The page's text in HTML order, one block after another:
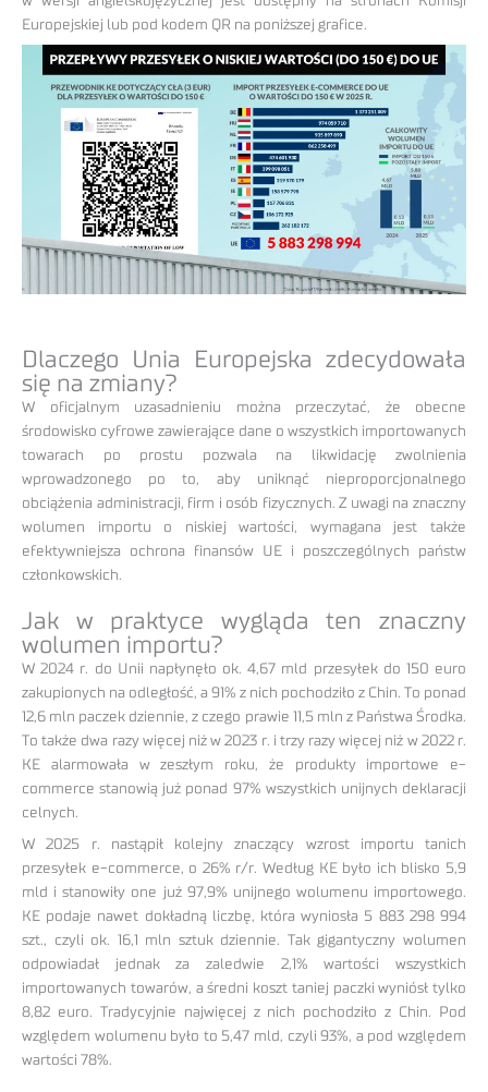
Europejskiej lub pod kodem QR na poniższej grafice.
Dlaczego Unia Europejska zdecydowała
się na zmiany?
W oficjalnym uzasadnieniu można przeczytać, że obecne
środowisko cyfrowe zawierające dane o wszystkich importowanych
towarach po prostu pozwala na likwidację zwolnienia
wprowadzonego po to, aby uniknąć nieproporcjonalnego
obciążenia administracji, firm i osób fizycznych. Z uwagi na znaczny
wolumen importu o niskiej wartości, wymagana jest także
efektywniejsza ochrona finansów UE i poszczególnych państw
członkowskich.
Jak w praktyce wygląda ten znaczny
wolumen importu?
W 2024 r. do Unii napłynęło ok. 4,67 mld przesyłek do 150 euro
zakupionych na odległość, a 91% z nich pochodziło z Chin. To ponad
12,6 mln paczek dziennie, z czego prawie 11,5 mln z Państwa Środka.
To także dwa razy więcej niż w 2023 r. i trzy razy więcej niż w 2022 r.
KE alarmowała w zeszłym roku, że produkty importowe e-
commerce stanowią już ponad 97% wszystkich unijnych deklaracji
celnych.
W 2025 r. nastąpił kolejny znaczący wzrost importu tanich
przesyłek e-commerce, o 26% r/r. Według KE było ich blisko 5,9
mld i stanowiły one już 97,9% unijnego wolumenu importowego.
KE podaje nawet dokładną liczbę, która wyniosła 5 883 298 994
szt., czyli ok. 16,1 mln sztuk dziennie. Tak gigantyczny wolumen
odpowiadał jednak za zaledwie 2,1% wartości wszystkich
importowanych towarów, a średni koszt taniej paczki wyniósł tylko
8,82 euro. Tradycyjnie najwięcej z nich pochodziło z Chin. Pod
względem wolumenu było to 5,47 mld, czyli 93%, a pod względem
wartości 78%.